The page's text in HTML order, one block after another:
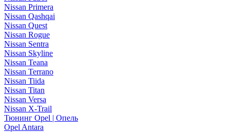
Nissan Primera
Nissan Qashqai
Nissan Quest
Nissan Rogue
Nissan Sentra
Nissan Skyline
Nissan Teana
Nissan Terrano
Nissan Tiida
Nissan Titan
Nissan Versa
Nissan X-Trail
Тюнинг Opel | Опель
Opel Antara